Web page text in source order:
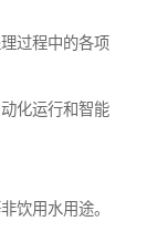
过程中的各项
化运行和智能
饮用水用途。